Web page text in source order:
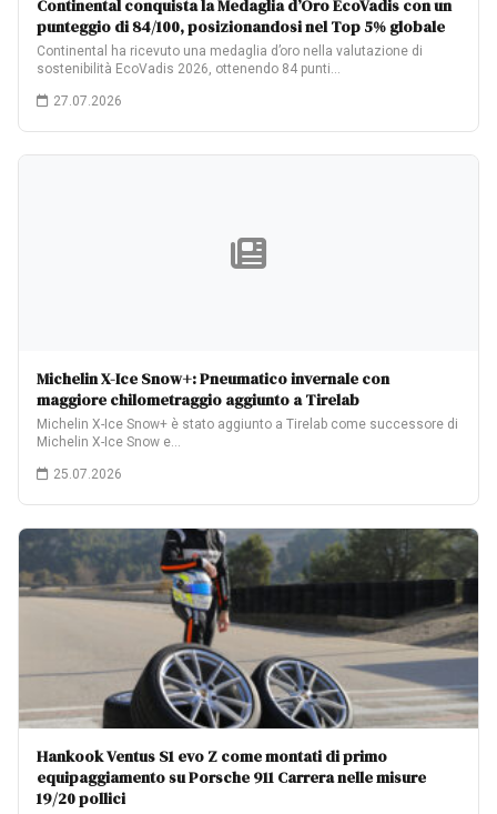
Continental conquista la Medaglia d’Oro EcoVadis con un
punteggio di 84/100, posizionandosi nel Top 5% globale
Continental ha ricevuto una medaglia d’oro nella valutazione di
sostenibilità EcoVadis 2026, ottenendo 84 punti…
27.07.2026
Michelin X-Ice Snow+: Pneumatico invernale con
maggiore chilometraggio aggiunto a Tirelab
Michelin X-Ice Snow+ è stato aggiunto a Tirelab come successore di
Michelin X-Ice Snow e…
25.07.2026
Hankook Ventus S1 evo Z come montati di primo
equipaggiamento su Porsche 911 Carrera nelle misure
19/20 pollici